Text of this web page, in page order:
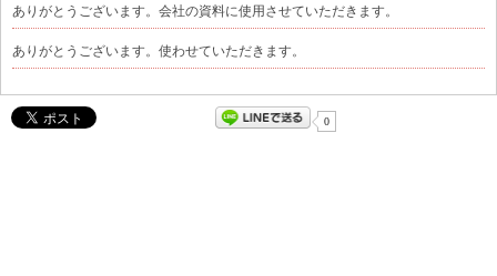
ありがとうございます。会社の資料に使用させていただきます。
ありがとうございます。使わせていただきます。
0